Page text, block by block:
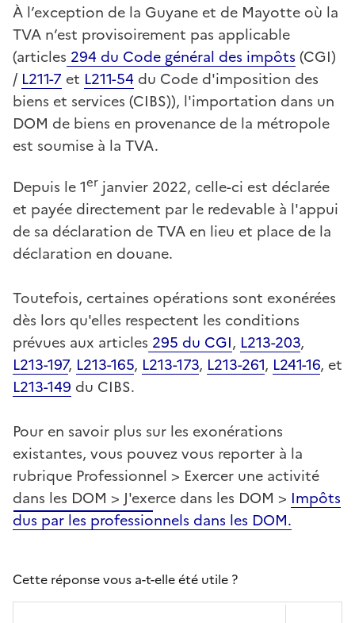
À l’exception de la Guyane et de Mayotte où la
TVA n’est provisoirement pas applicable
(articles 294 du Code général des impôts (CGI)
/ L211-7 et L211-54 du Code d'imposition des
biens et services (CIBS)), l'importation dans un
DOM de biens en provenance de la métropole
est soumise à la TVA.
Depuis le 1er janvier 2022, celle-ci est déclarée
et payée directement par le redevable à l'appui
de sa déclaration de TVA en lieu et place de la
déclaration en douane.
Toutefois, certaines opérations sont exonérées
dès lors qu'elles respectent les conditions
prévues aux articles 295 du CGI, L213-203,
L213-197, L213-165, L213-173, L213-261, L241-16, et
L213-149 du CIBS.
Pour en savoir plus sur les exonérations
existantes, vous pouvez vous reporter à la
rubrique Professionnel > Exercer une activité
dans les DOM > J'exerce dans les DOM > Impôts
dus par les professionnels dans les DOM.
Cette réponse vous a-t-elle été utile ?